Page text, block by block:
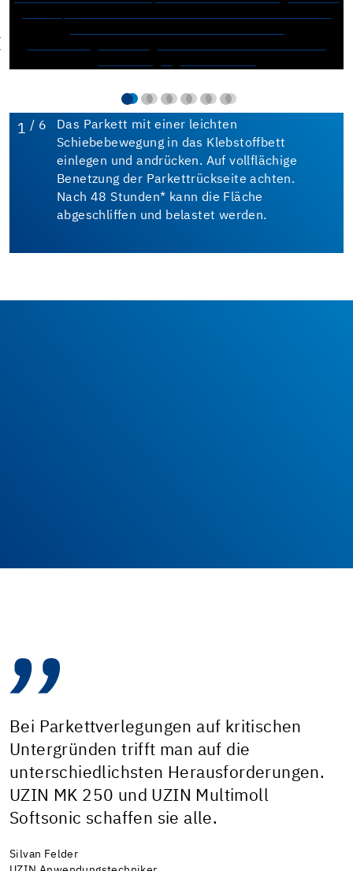
1 / 6
Das Parkett mit einer leichten
Schiebebewegung in das Klebstoffbett
einlegen und andrücken. Auf vollflächige
Benetzung der Parkettrückseite achten.
Nach 48 Stunden* kann die Fläche
abgeschliffen und belastet werden.
Bei Parkettverlegungen auf kritischen
Untergründen trifft man auf die
unterschiedlichsten Herausforderungen.
UZIN MK 250 und UZIN Multimoll
Softsonic schaffen sie alle.
Silvan Felder